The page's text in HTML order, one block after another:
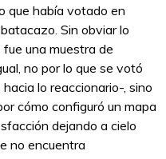
que había votado en
Sin obviar lo
una muestra de
no por lo que se votó
lo reaccionario-, sino
cómo configuró un mapa
dejando a cielo
no encuentra